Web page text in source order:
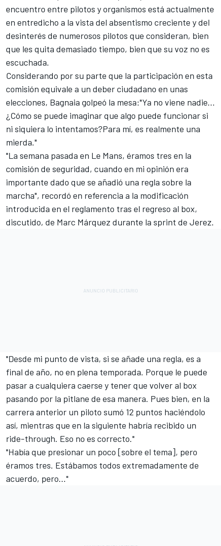
encuentro entre pilotos y organismos está actualmente
en entredicho a la vista del absentismo creciente y del
desinterés de numerosos pilotos que consideran, bien
que les quita demasiado tiempo, bien que su voz no es
escuchada.
Considerando por su parte que la participación en esta
comisión equivale a un deber ciudadano en unas
elecciones, Bagnaia golpeó la mesa:"Ya no viene nadie…
¿Cómo se puede imaginar que algo puede funcionar si
ni siquiera lo intentamos?Para mí, es realmente una
mierda."
"La semana pasada en Le Mans, éramos tres en la
comisión de seguridad, cuando en mi opinión era
importante dado que se añadió una regla sobre la
marcha", recordó en referencia a la modificación
introducida en el reglamento tras el regreso al box,
discutido, de Marc Márquez durante la sprint de Jerez.
"Desde mi punto de vista, si se añade una regla, es a
final de año, no en plena temporada. Porque le puede
pasar a cualquiera caerse y tener que volver al box
pasando por la pitlane de esa manera. Pues bien, en la
carrera anterior un piloto sumó 12 puntos haciéndolo
así, mientras que en la siguiente habría recibido un
ride-through. Eso no es correcto."
"Había que presionar un poco [sobre el tema], pero
éramos tres. Estábamos todos extremadamente de
acuerdo, pero…"